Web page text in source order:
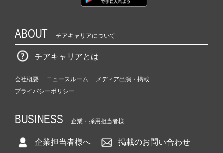
ABOUT チアキャリアについて
チアキャリアとは
会社概要 ニュースルーム
メディア出演・掲載
プライバシーポリシー
BUSINESS 企業・採用担当者様
企業担当者様へ 掲載のお問い合わせ